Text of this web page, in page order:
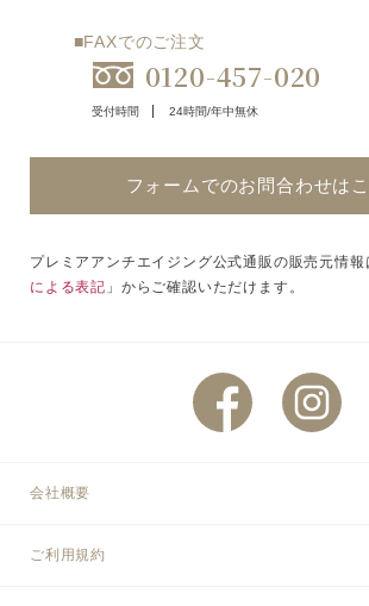
■FAXでのご注文
0120-457-020
受付時間 24時間/年中無休
フォームでのお問合わせは
プレミアアンチエイジング公式通販の販売元情報
による表記 」からご確認いただけます。
会社概要
ご利用規約